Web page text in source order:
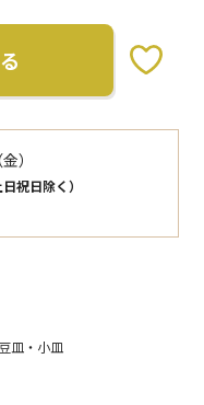
）
祝日除く）
豆皿・小皿